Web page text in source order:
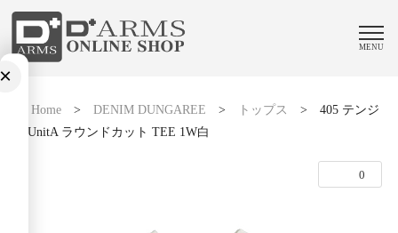
MENU
Home> DENIM DUNGAREE > トップス > 405 テンジ
ク UnitA ラウンドカット TEE 1W白
0
×